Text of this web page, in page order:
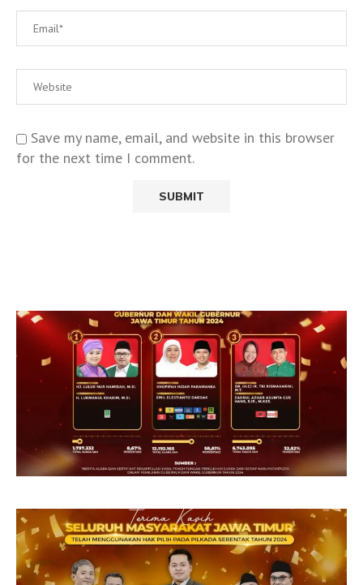
Save my name, email, and website in this browser
for the next time I comment.